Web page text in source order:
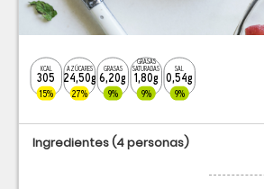
KCAL
305
15%
AZÚCARES
24,50g
27%
GRASAS
6,20g
9%
GRASAS
SATURADAS
1,80g
9%
SAL
0,54g
9%
Ingredientes(4 personas)